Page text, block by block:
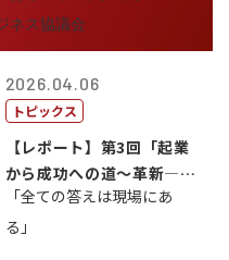
2026.04.06
トピックス
【レポート】第3回「起業
から成功への道～革新―挑
戦の先にある...
「全ての答えは現場にあ
る」